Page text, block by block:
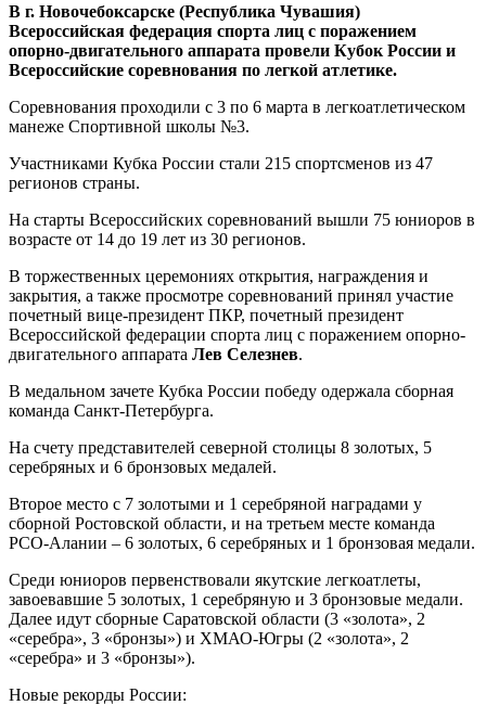
В г. Новочебоксарске (Республика Чувашия)
Всероссийская федерация спорта лиц с поражением
опорно-двигательного аппарата провели Кубок России и
Всероссийские соревнования по легкой атлетике.
Соревнования проходили с 3 по 6 марта в легкоатлетическом
манеже Спортивной школы №3.
Участниками Кубка России стали 215 спортсменов из 47
регионов страны.
На старты Всероссийских соревнований вышли 75 юниоров в
возрасте от 14 до 19 лет из 30 регионов.
В торжественных церемониях открытия, награждения и
закрытия, а также просмотре соревнований принял участие
почетный вице-президент ПКР, почетный президент
Всероссийской федерации спорта лиц с поражением опорно-
двигательного аппарата Лев Селезнев.
В медальном зачете Кубка России победу одержала сборная
команда Санкт-Петербурга.
На счету представителей северной столицы 8 золотых, 5
серебряных и 6 бронзовых медалей.
Второе место с 7 золотыми и 1 серебряной наградами у
сборной Ростовской области, и на третьем месте команда
РСО-Алании – 6 золотых, 6 серебряных и 1 бронзовая медали.
Среди юниоров первенствовали якутские легкоатлеты,
завоевавшие 5 золотых, 1 серебряную и 3 бронзовые медали.
Далее идут сборные Саратовской области (3 «золота», 2
«серебра», 3 «бронзы») и ХМАО-Югры (2 «золота», 2
«серебра» и 3 «бронзы»).
Новые рекорды России: